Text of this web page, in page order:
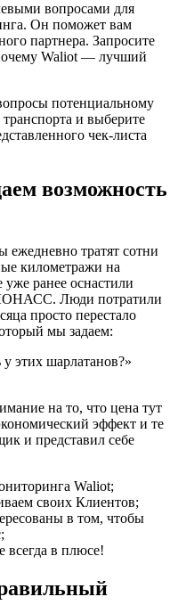
вопросами для
Он поможет вам
партнера. Запросите
Waliot — лучший
потенциальному
и выберите
чек-листа
возможность
тратят сотни
километражи на
ранее оснастили
Люди потратили
просто перестало
мы задаем:
этих шарлатанов?»
на то, что цена тут
эффект и те
и представил себе
Waliot;
своих Клиентов;
в том, чтобы
всегда в плюсе!